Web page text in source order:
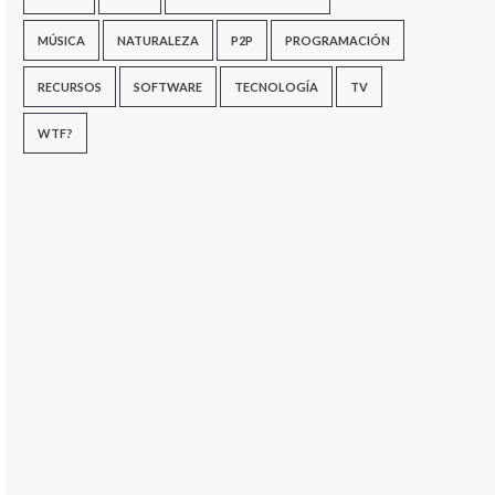
MÚSICA NATURALEZA P2P PROGRAMACIÓN
RECURSOS SOFTWARE TECNOLOGÍA TV
WTF?